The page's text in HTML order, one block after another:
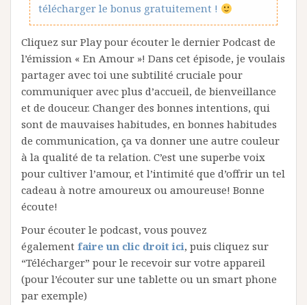
télécharger le bonus gratuitement !
Cliquez sur Play pour écouter le dernier Podcast de
l’émission « En Amour »! Dans cet épisode, je voulais
partager avec toi une subtilité cruciale pour
communiquer avec plus d’accueil, de bienveillance
et de douceur. Changer des bonnes intentions, qui
sont de mauvaises habitudes, en bonnes habitudes
de communication, ça va donner une autre couleur
à la qualité de ta relation. C’est une superbe voix
pour cultiver l’amour, et l’intimité que d’offrir un tel
cadeau à notre amoureux ou amoureuse! Bonne
écoute!
Pour écouter le podcast, vous pouvez
également faire un clic droit ici, puis cliquez sur
“Télécharger” pour le recevoir sur votre appareil
(pour l’écouter sur une tablette ou un smart phone
par exemple)